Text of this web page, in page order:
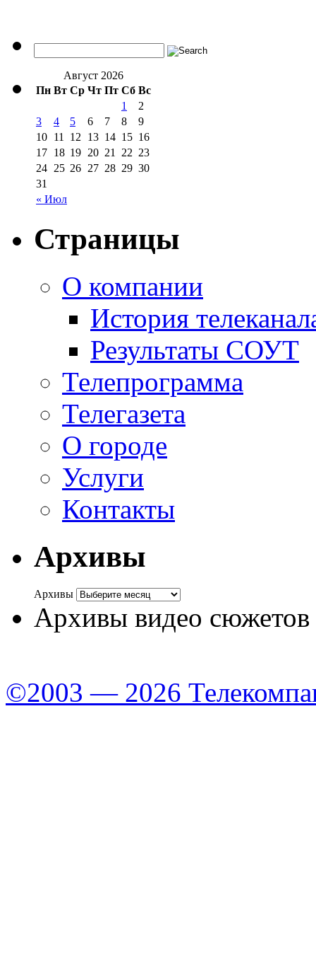
Август 2026
Пн Вт Ср Чт Пт Сб Вс
« Июл
1
2
3
4 5 6 7 8
9
10 11 12 13 14 15 16
17 18 19 20 21 22 23
24 25 26 27 28 29 30
31
Страницы
О компании
История
Результаты СОУТ
Телепрограмма
Телегазета
О городе
Услуги
Контакты
Архивы
Архивы
Архивы видео
©2003 — 2026